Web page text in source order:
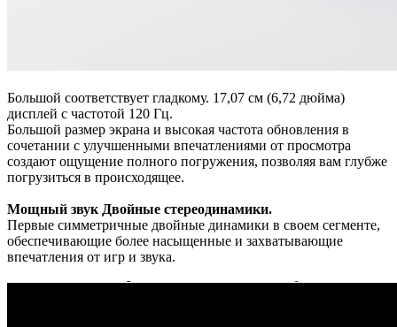
Большой соответствует гладкому. 17,07 см (6,72 дюйма)
дисплей с частотой 120 Гц.
Большой размер экрана и высокая частота обновления в
сочетании с улучшенными впечатлениями от просмотра
создают ощущение полного погружения, позволяя вам глубже
погрузиться в происходящее.
Мощный звук Двойные стереодинамики.
Первые симметричные двойные динамики в своем сегменте,
обеспечивающие более насыщенные и захватывающие
впечатления от игр и звука.